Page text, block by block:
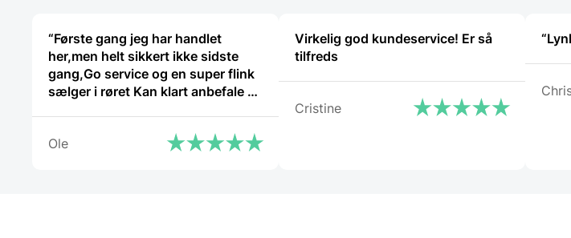
“Første gang jeg har handlet
her,men helt sikkert ikke sidste
gang,Go service og en super flink
sælger i røret Kan klart anbefale at
Ole
Virkelig god kundeservice! Er så
tilfreds
Cristine